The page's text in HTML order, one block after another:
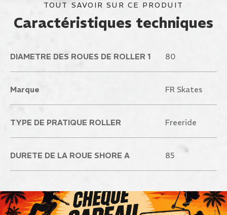
TOUT SAVOIR SUR CE PRODUIT
Caractéristiques techniques
DIAMETRE DES ROUES DE ROLLER 1 80
Marque FR Skates
TYPE DE PRATIQUE ROLLER Freeride
DURETE DE LA ROUE SHORE A 85